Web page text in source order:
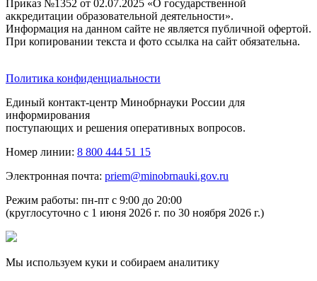
Приказ №1352 от 02.07.2025 «О государственной
аккредитации образовательной деятельности».
Информация на данном сайте не является публичной офертой.
При копировании текста и фото ссылка на сайт обязательна.
Политика конфиденциальности
Единый контакт-центр Минобрнауки России для
информирования
поступающих и решения оперативных вопросов.
Номер линии: 8 800 444 51 15
Электронная почта: priem@minobrnauki.gov.ru
Режим работы: пн-пт с 9:00 до 20:00
(круглосуточно с 1 июня 2026 г. по 30 ноября 2026 г.)
Мы используем куки и собираем аналитику